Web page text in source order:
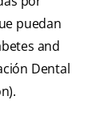
puedan
and
Dental